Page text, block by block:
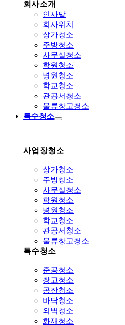
회사소개
인사말
회사위치
상가청소
주방청소
사무실청소
학원청소
병원청소
학교청소
관공서청소
물류창고청소
특수청소
사업장청소
상가청소
주방청소
사무실청소
학원청소
병원청소
학교청소
관공서청소
물류창고청소
특수청소
준공청소
창고청소
공장청소
바닥청소
외벽청소
화재청소